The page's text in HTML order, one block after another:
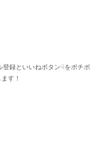
録といいねボタン☟をポチポ
す！